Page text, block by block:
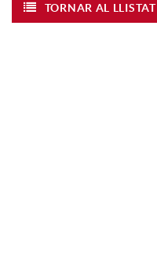
TORNAR AL LLISTAT